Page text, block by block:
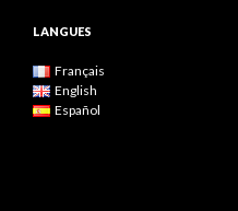
LANGUES
Français
English
Español